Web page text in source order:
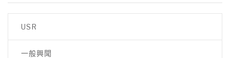
USR
一般興聞